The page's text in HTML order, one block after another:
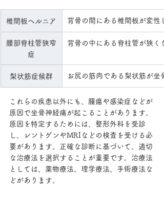
椎間板ヘルニア 背骨の間にある椎間板が変性
腰部脊柱管狭窄
症
背骨の中にある脊柱管が狭く
梨状筋症候群 お尻の筋肉である梨状筋が坐
これらの疾患以外にも、腫瘍や感染症などが
原因で坐骨神経痛が起こることがあります。
原因を特定するためには、整形外科を受診
し、レントゲンやMRIなどの検査を受ける必
要があります。正確な診断に基づいて、適切
な治療法を選択することが重要です。治療法
としては、薬物療法、理学療法、手術療法な
どがあります。